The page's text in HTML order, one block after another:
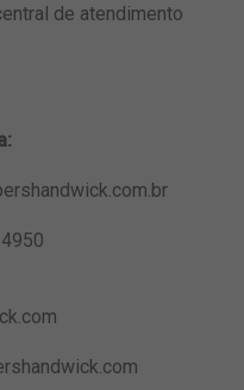
de atendimento